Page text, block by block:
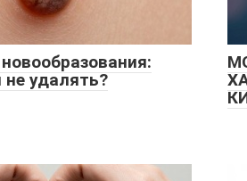
удалять?